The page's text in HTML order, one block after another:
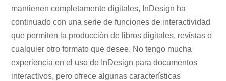
mantienen completamente digitales, InDesign ha
continuado con una serie de funciones de interactividad
que permiten la producción de libros digitales, revistas o
cualquier otro formato que desee. No tengo mucha
experiencia en el uso de InDesign para documentos
interactivos, pero ofrece algunas características